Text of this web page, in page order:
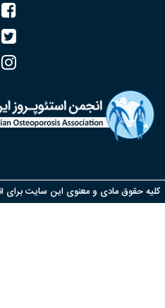
حقوق مادی و معنوی این سایت برای